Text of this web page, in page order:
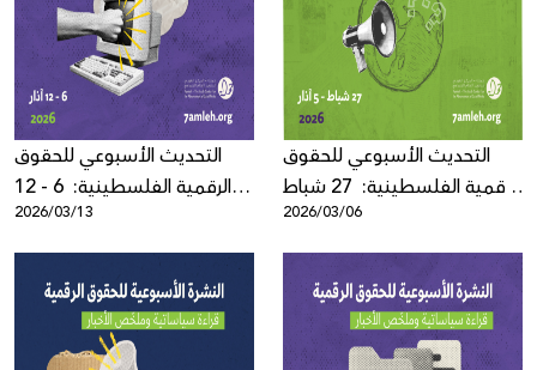
Donate
التحديث الأسبوعي للحقوق
الرقمية الفلسطينية: 6 - 12
آذار 2026
2026/03/13
التحديث الأسبوعي للحقوق
الرقمية الفلسطينية: 27 شباط
2026/03/06